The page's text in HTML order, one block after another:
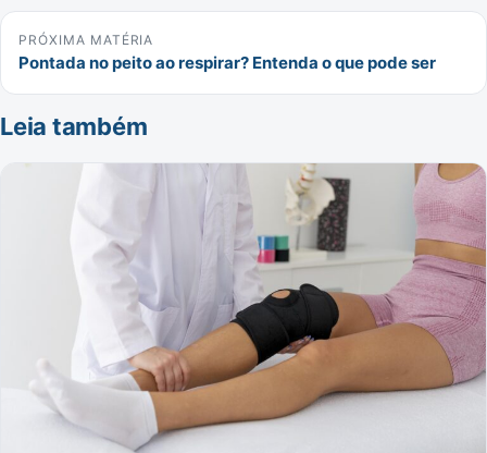
PRÓXIMA MATÉRIA
Pontada no peito ao respirar? Entenda o que pode ser
Leia também